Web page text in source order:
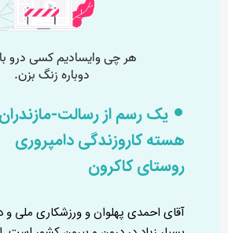
یک رسم از رسالت-
هسته کاروزندگی دامپروری
روستای کاکرون
آقای احمدی پهلوان و ورزشکاری ملی و